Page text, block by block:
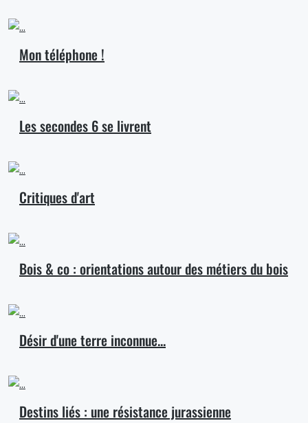
Mon téléphone !
Les secondes 6 se livrent
Critiques d'art
Bois & co : orientations autour des métiers du bois
Désir d'une terre inconnue...
Destins liés : une résistance jurassienne